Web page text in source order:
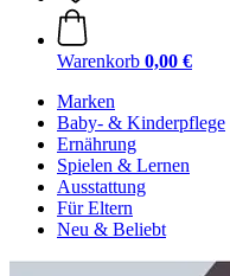
Warenkorb 0,00 €
Marken
Baby- & Kinderpflege
Ernährung
Spielen & Lernen
Ausstattung
Für Eltern
Neu & Beliebt